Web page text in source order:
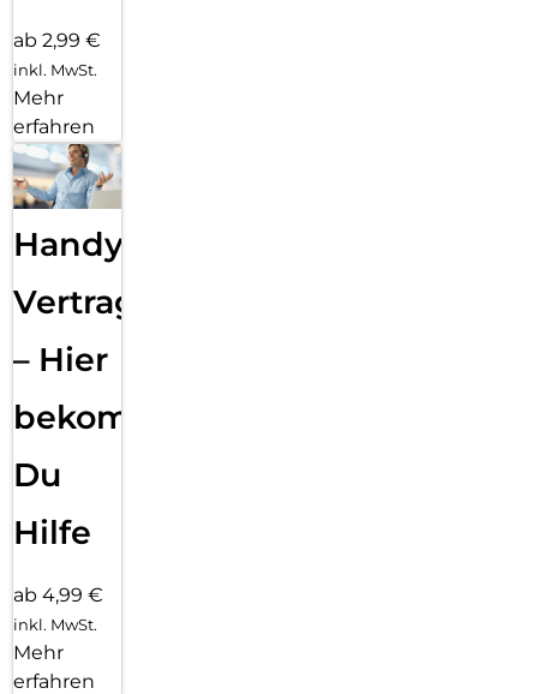
ab 2,99 €
inkl. MwSt.
Mehr
erfahren
Handy
Vertragsabwicklung
– Hier
bekommst
Du
Hilfe
ab 4,99 €
inkl. MwSt.
Mehr
erfahren